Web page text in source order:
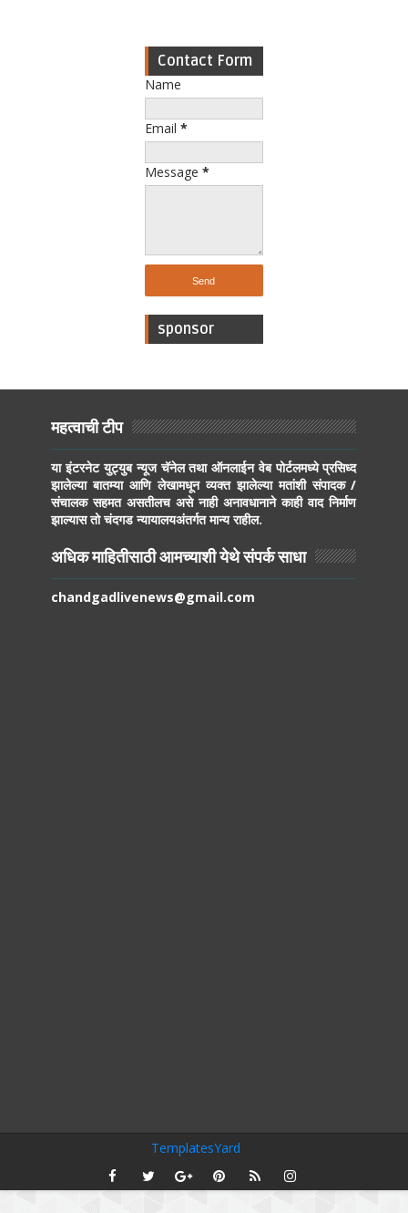
Contact Form
Name
Email *
Message *
sponsor
महत्वाची टीप
या इंटरनेट युट्युब न्यूज चॅनेल तथा ऑनलाईन वेब पोर्टलमध्ये प्रसिध्द
झालेल्या बातम्या आणि लेखामधून व्यक्त झालेल्या मतांशी संपादक /
संचालक सहमत असतीलच असे नाही अनावधानाने काही वाद निर्माण
झाल्यास तो चंदगड न्यायालयअंतर्गत मान्य राहील.
अधिक माहितीसाठी आमच्याशी येथे संपर्क साधा
chandgadlivenews@gmail.com